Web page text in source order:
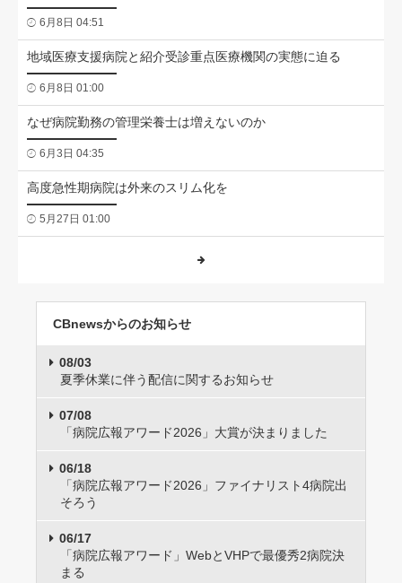
6月8日 04:51
地域医療支援病院と紹介受診重点医療機関の実態に迫る
6月8日 01:00
なぜ病院勤務の管理栄養士は増えないのか
6月3日 04:35
高度急性期病院は外来のスリム化を
5月27日 01:00
CBnewsからのお知らせ
08/03
夏季休業に伴う配信に関するお知らせ
07/08
「病院広報アワード2026」大賞が決まりました
06/18
「病院広報アワード2026」ファイナリスト4病院出
そろう
06/17
「病院広報アワード」WebとVHPで最優秀2病院決
まる